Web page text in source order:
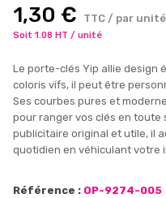
1,30 € TTC / par unité
Soit 1.08 HT / unité
Le porte-clés Yip allie design
coloris vifs, il peut être
Ses courbes pures et
pour ranger vos clés en toute
publicitaire original et utile, il
quotidien en véhiculant votre
Référence : OP-9274-005